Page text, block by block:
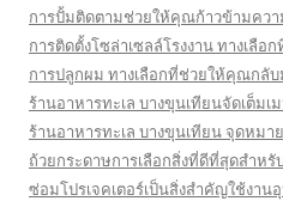
การปั้มติดตามช่วยให้คุณก้าวข้ามคว
การติดตั้งโซล่าเซลล์โรงงาน ทางเลื
การปลูกผม ทางเลือกที่ช่วยให้คุณกลั
ร้านอาหารทะเล บางขุนเทียนจัดเต็ม
ร้านอาหารทะเล บางขุนเทียน จุดหม
ถ้วยกระดาษการเลือกสิ่งที่ดีที่สุดสำห
ซ่อมโปรเจคเตอร์เป็นสิ่งสำคัญใช้งา